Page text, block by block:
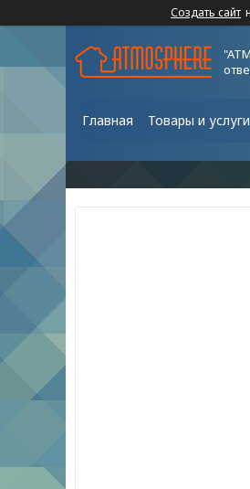
Создать сайт
Главная Товары и услуги